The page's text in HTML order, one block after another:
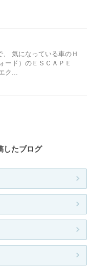
気になっている車のＨ
ード）のＥＳＣＡＰＥ
ク...
したブログ